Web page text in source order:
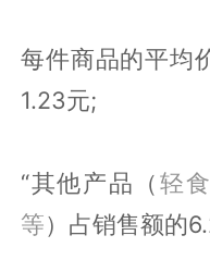
每件商品的平均
1.23元;
“其他产品（轻
等）占销售额的